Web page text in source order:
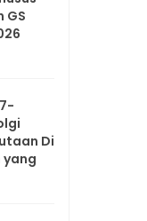
GS
Di
yang